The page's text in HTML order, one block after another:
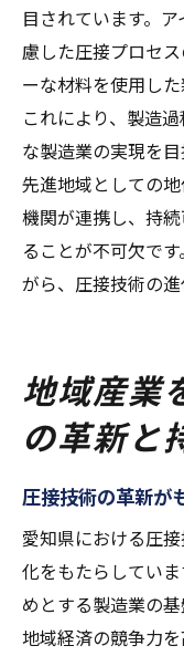
目されています。
慮した圧接プロセ
ーな材料を使用し
これにより、製造
な製造業の実現を
先進地域としての
機関が連携し、持
ることが不可欠で
がら、圧接技術の進
地域産業
の革新と
圧接技術の革新が
愛知県における圧
化をもたらしてい
めとする製造業の
地域経済の競争力